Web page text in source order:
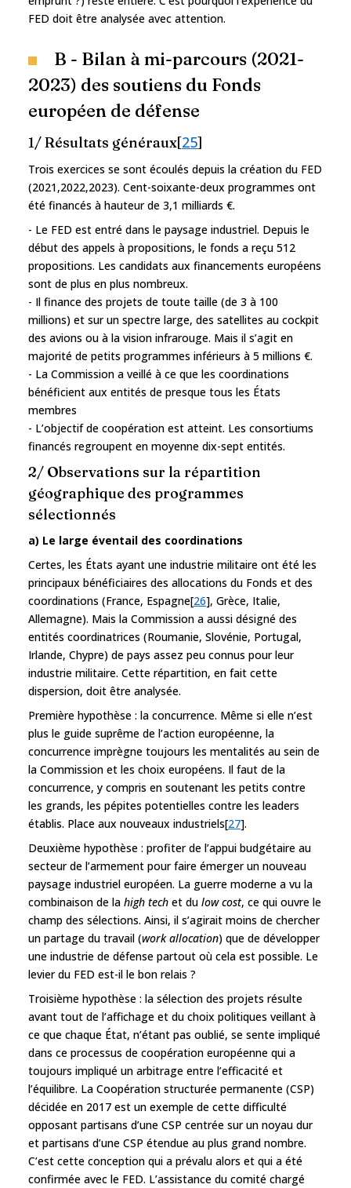
FED doit être analysée avec attention.
B - Bilan à mi-parcours (2021-
2023) des soutiens du Fonds
européen de défense
1/ Résultats généraux[25]
Trois exercices se sont écoulés depuis la création du FED
(2021,2022,2023). Cent-soixante-deux programmes ont
été financés à hauteur de 3,1 milliards €.
- Le FED est entré dans le paysage industriel. Depuis le
début des appels à propositions, le fonds a reçu 512
propositions. Les candidats aux financements européens
sont de plus en plus nombreux.
- Il finance des projets de toute taille (de 3 à 100
millions) et sur un spectre large, des satellites au cockpit
des avions ou à la vision infrarouge. Mais il s’agit en
majorité de petits programmes inférieurs à 5 millions €.
- La Commission a veillé à ce que les coordinations
bénéficient aux entités de presque tous les États
membres
- L’objectif de coopération est atteint. Les consortiums
financés regroupent en moyenne dix-sept entités.
2/ Observations sur la répartition
géographique des programmes
sélectionnés
a) Le large éventail des coordinations
Certes, les États ayant une industrie militaire ont été les
principaux bénéficiaires des allocations du Fonds et des
coordinations (France, Espagne[26], Grèce, Italie,
Allemagne). Mais la Commission a aussi désigné des
entités coordinatrices (Roumanie, Slovénie, Portugal,
Irlande, Chypre) de pays assez peu connus pour leur
industrie militaire. Cette répartition, en fait cette
dispersion, doit être analysée.
Première hypothèse : la concurrence. Même si elle n’est
plus le guide suprême de l’action européenne, la
concurrence imprègne toujours les mentalités au sein de
la Commission et les choix européens. Il faut de la
concurrence, y compris en soutenant les petits contre
les grands, les pépites potentielles contre les leaders
établis. Place aux nouveaux industriels[27].
Deuxième hypothèse : profiter de l’appui budgétaire au
secteur de l’armement pour faire émerger un nouveau
paysage industriel européen. La guerre moderne a vu la
combinaison de la high tech et du low cost, ce qui ouvre le
champ des sélections. Ainsi, il s’agirait moins de chercher
un partage du travail (work allocation) que de développer
une industrie de défense partout où cela est possible. Le
levier du FED est-il le bon relais ?
Troisième hypothèse : la sélection des projets résulte
avant tout de l’affichage et du choix politiques veillant à
ce que chaque État, n’étant pas oublié, se sente impliqué
dans ce processus de coopération européenne qui a
toujours impliqué un arbitrage entre l’efficacité et
l’équilibre. La Coopération structurée permanente (CSP)
décidée en 2017 est un exemple de cette difficulté
opposant partisans d’une CSP centrée sur un noyau dur
et partisans d’une CSP étendue au plus grand nombre.
C’est cette conception qui a prévalu alors et qui a été
confirmée avec le FED. L’assistance du comité chargé